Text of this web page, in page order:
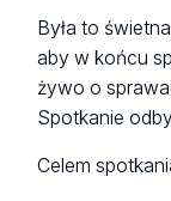
Była to
aby w końcu
żywo o
Spotkanie
Celem